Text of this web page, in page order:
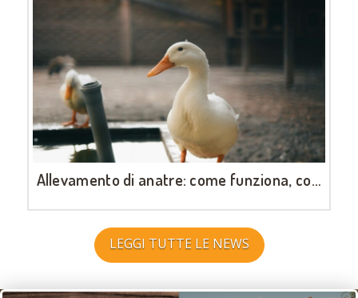
Allevamento di anatre: come funziona, cosa serve e quanto è redditizio
LEGGI TUTTE LE NEWS